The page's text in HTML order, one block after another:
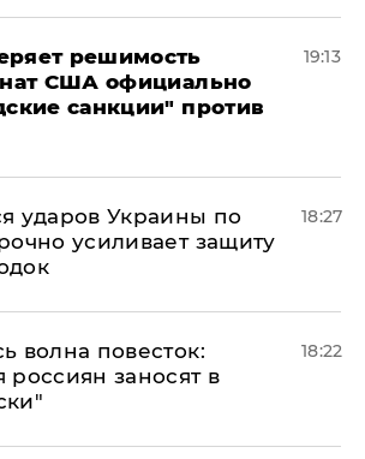
решимость
США официально
санкции" против
19:13
ударов Украины по
усиливает защиту
18:27
волна повесток:
россиян заносят в
18:22